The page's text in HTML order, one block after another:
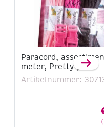
Paracord,
meter, Pretty pink
Artikelnummer: